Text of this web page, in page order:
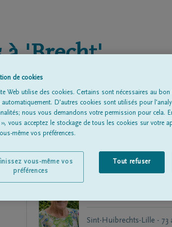
à 'Brecht'
Sint-Huibrechts-Lille - 73
de cookies
Web utilise des cookies. Certains sont nécessaires au
D'autres cookies sont utilisés pour
nous vous demandons votre permission pour cela.
vous acceptez le stockage de tous les cookies sur votre
même vos préférences.
Tout refuser
vous-même vos
préférences